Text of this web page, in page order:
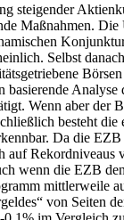
steigender
Maßnahmen.
Selbst
Wenn aber
besteht
Da die
auf
wenn die EZB
mittlerweile
von Seiten